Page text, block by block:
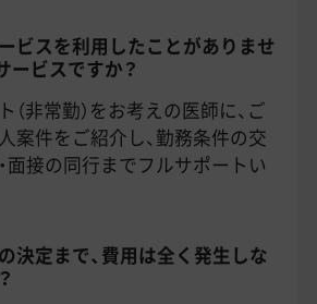
ビスを利用したことがありませ
ービスですか？
非常勤）をお考えの医師に、ご
案件をご紹介し、勤務条件の交
面接の同行までフルサポートい
決定まで、費用は全く発生しな